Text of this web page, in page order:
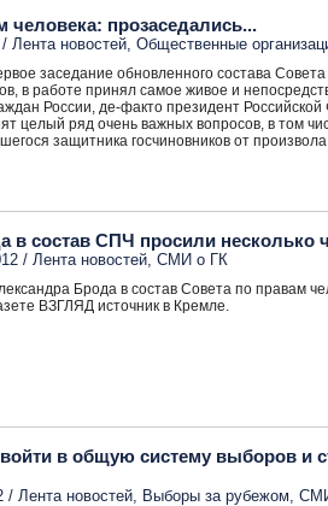
человека: прозаседались...
/ Лента новостей, Общественные
заседание обновленного состава
в работе принял самое живое и
России, де-факто президент
целый ряд очень важных вопросов, в том
защитника госчиновников от
в состав СПЧ просили несколько
/ Лента новостей, СМИ о ГК
Брода в состав Совета по правам
ВЗГЛЯД источник в Кремле.
в общую систему выборов и
/ Лента новостей, Выборы за рубежом,